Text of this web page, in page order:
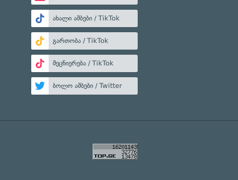
ახალი ამბები / TikTok
გართობა / TikTok
მეცნიერება / TikTok
ბოლო ამბები / Twitter